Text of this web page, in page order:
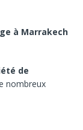
à Marrakech
de
nombreux